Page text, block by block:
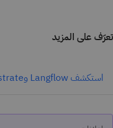
تعرّف على المزيد
استكشف Langflow وIBM® watsonx Orchestrate